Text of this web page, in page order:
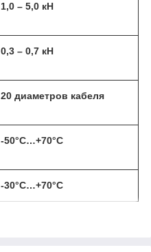
1,0 – 5,0 кН
0,3 – 0,7 кН
20 диаметров кабеля
-50°С…+70°С
-30°С…+70°С